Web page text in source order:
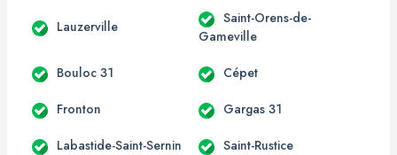
Lauzerville
Saint-Orens-de-
Gameville
Bouloc 31 Cépet
Fronton Gargas 31
Labastide-Saint-Sernin Saint-Rustice